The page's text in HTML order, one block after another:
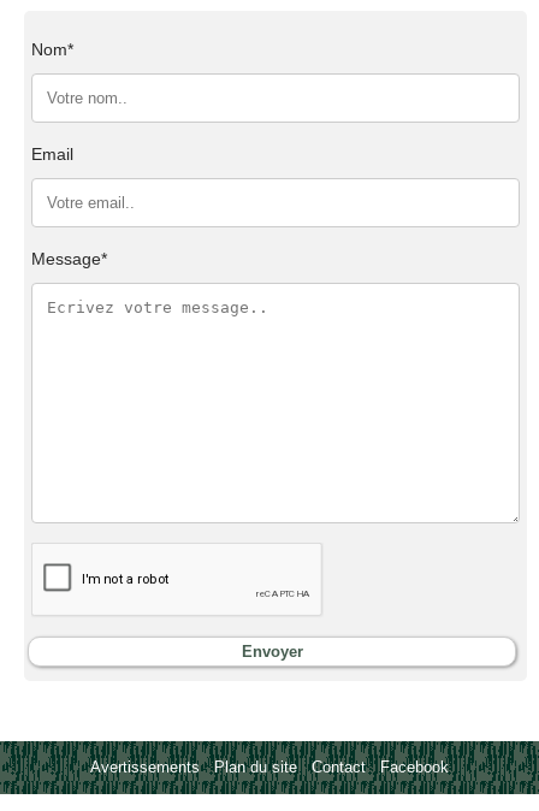
Nom*
Email
Message*
Avertissements-Plan du site -Contact- Facebook